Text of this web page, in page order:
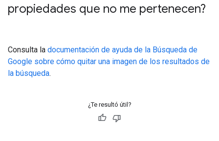
propiedades que no me pertenecen?
Consulta la documentación de ayuda de la Búsqueda de
Google sobre cómo quitar una imagen de los resultados de
la búsqueda.
¿Te resultó útil?